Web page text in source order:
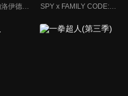
執行任務中的洛伊德，忽然接收到了「行動代號『梟』」換人的通知。另一方面，安妮亞就讀的伊甸學院即將舉行料理實習課程，傳聞在課程中優勝者將可以得到一顆星星。為了想要繼續執行行動代號『梟』，洛伊德需要有可以跟 WISE 交涉的籌碼。 SPY x FAMILY CODE: White